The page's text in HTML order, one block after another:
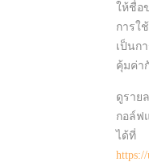
ให้ชื่อ
การใ
เป็นก
คุ้มค่า
ดูราย
กอล์ฟ
ได้ที่